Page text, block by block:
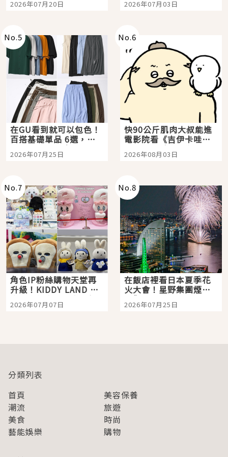
選
2026年07月20日 美食體驗！
2026年07月03日
No.5
在GU看到就可以包色！
百搭基礎單品 6選，閉
眼全收也不心疼
2026年07月25日
No.6
快90公斤肌肉大叔能進
電影院看《吉伊卡哇》
嗎？日本重金屬樂團
「打首」會長與nagano
2026年08月03日
No.7
角色IP粉絲購物天堂再
升級！KIDDY LAND 原
宿店吉伊卡哇迎客，新
開幕 OMOKADO 店3分
2026年07月07日
No.8
在飯店裡看日本夏季花
火大會！星野集團煙火
景觀飯店6選，讓你不用
人擠人悠閒欣賞
2026年07月25日
分類列表
首頁
美容保養
潮流
旅遊
美食
時尚
藝能娛樂
購物